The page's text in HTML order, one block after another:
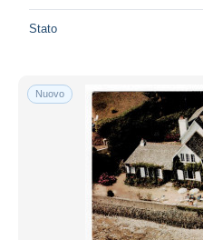
Stato
Nuovo